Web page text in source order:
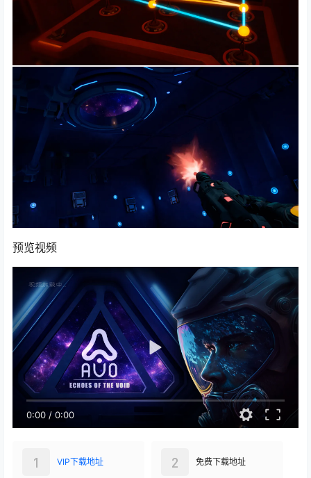
预览视频
0:00 / 0:00
VIP下载地址
1 免费下载地址
2